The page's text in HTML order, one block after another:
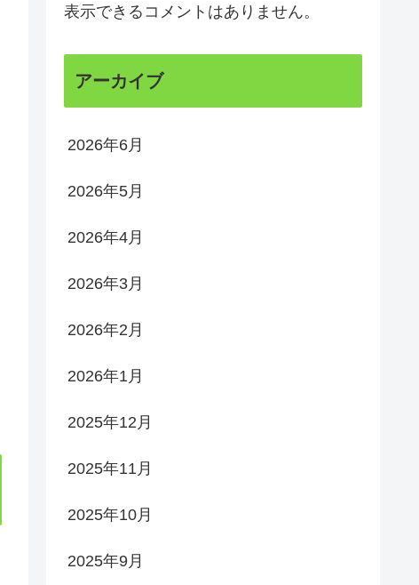
表示できるコメントはありません。
アーカイブ
2026年6月
2026年5月
2026年4月
2026年3月
2026年2月
2026年1月
2025年12月
2025年11月
2025年10月
2025年9月